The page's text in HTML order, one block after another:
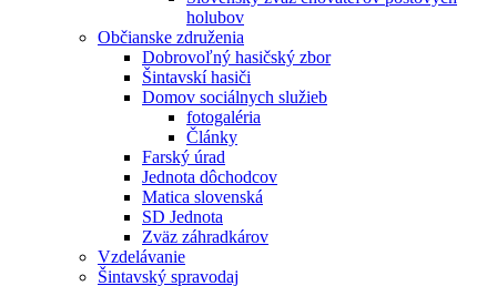
holubov
Občianske združenia
Dobrovoľný hasičský zbor
Šintavskí hasiči
Domov sociálnych služieb
fotogaléria
Články
Farský úrad
Jednota dôchodcov
Matica slovenská
SD Jednota
Zväz záhradkárov
Vzdelávanie
Šintavský spravodaj